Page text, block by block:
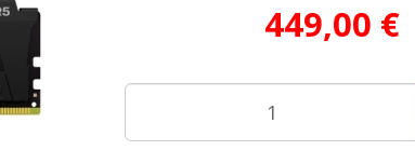
449,00 €